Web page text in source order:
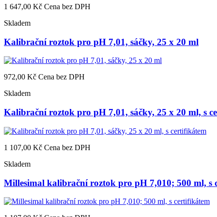
1 647,00 Kč Cena bez DPH
Skladem
Kalibrační roztok pro pH 7,01, sáčky, 25 x 20 ml
972,00 Kč Cena bez DPH
Skladem
Kalibrační roztok pro pH 7,01, sáčky, 25 x 20 ml, s
1 107,00 Kč Cena bez DPH
Skladem
Millesimal kalibrační roztok pro pH 7,010; 500 ml, s